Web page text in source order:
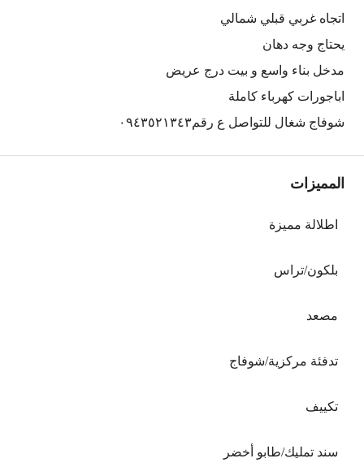
اتجاه غربي قبلي شمالي
يحتاج وجه دهان
مدخل بناء واسع و بيت درج عريض
اباجورات كهرباء كاملة
شوفاج شغال للتواصل ع رقم٠٩٤٣٥٢١٣٤٣
المميزات
اطلالة مميزة
بلكون/تراس
مصعد
تدفئة مركزية/شوفاج
تكييف
سند تمليك/طابو أخضر